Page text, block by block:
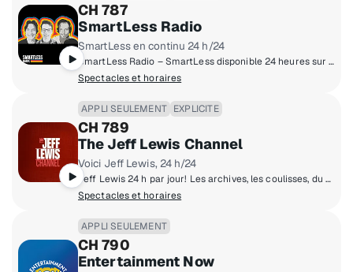
CH 787
SmartLess Radio
SmartLess en continu 24 h/24
SmartLess Radio – SmartLess disponible 24 heures sur 24! Avec Jason Bateman, Sean Hayes et Will Arnett qui s’entretiennent avec des gens de différents milieux.
Spectacles et horaires
APPLI SEULEMENT EXPLICITE
CH 789
The Jeff Lewis Channel
Voici Jeff Lewis, 24 h/24
Jeff Lewis 24 h par jour! Les archives, les coulisses, du contenu exclusifs des invités et des Chumps. Parfait pour toi, mais un cauchemar pour nos avocats.
Spectacles et horaires
APPLI SEULEMENT
CH 790
Entertainment Now